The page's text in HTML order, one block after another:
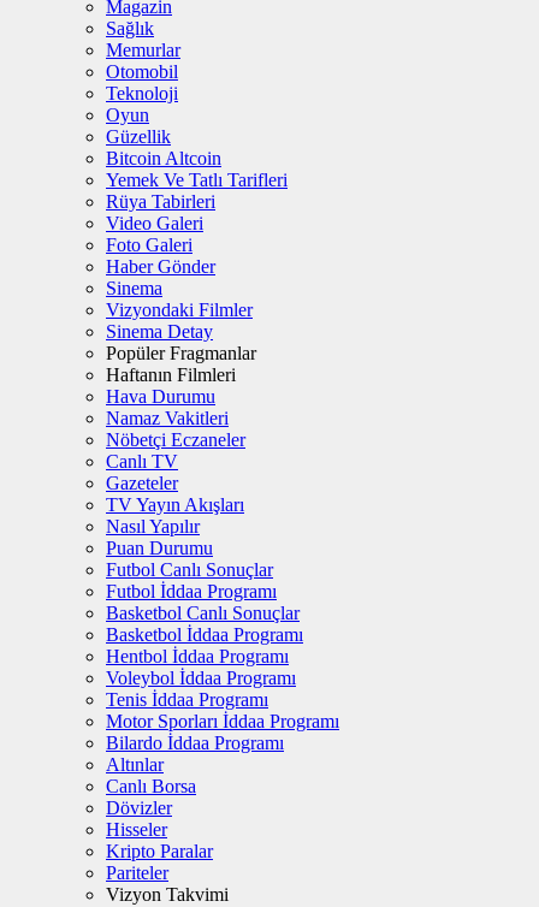
Magazin
Sağlık
Memurlar
Otomobil
Teknoloji
Oyun
Güzellik
Bitcoin Altcoin
Yemek Ve Tatlı Tarifleri
Rüya Tabirleri
Video Galeri
Foto Galeri
Haber Gönder
Sinema
Vizyondaki Filmler
Sinema Detay
Popüler Fragmanlar
Haftanın Filmleri
Hava Durumu
Namaz Vakitleri
Nöbetçi Eczaneler
Canlı TV
Gazeteler
TV Yayın Akışları
Nasıl Yapılır
Puan Durumu
Futbol Canlı Sonuçlar
Futbol İddaa Programı
Basketbol Canlı Sonuçlar
Basketbol İddaa Programı
Hentbol İddaa Programı
Voleybol İddaa Programı
Tenis İddaa Programı
Motor Sporları İddaa Programı
Bilardo İddaa Programı
Altınlar
Canlı Borsa
Dövizler
Hisseler
Kripto Paralar
Pariteler
Vizyon Takvimi